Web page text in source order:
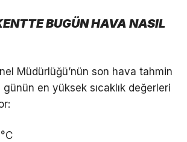
BUGÜN HAVA NASIL
Müdürlüğü’nün son hava tahmin
en yüksek sıcaklık değerleri